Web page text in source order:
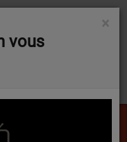
×
vous